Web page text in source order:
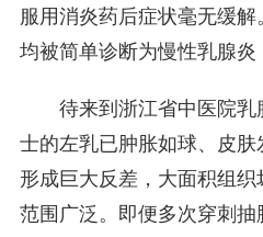
服用消炎药后症状毫无缓解
均被简单诊断为慢性乳腺炎
待来到浙江省中医院
士的左乳已肿胀如球、皮
形成巨大反差，大面积组织
范围广泛。即便多次穿刺